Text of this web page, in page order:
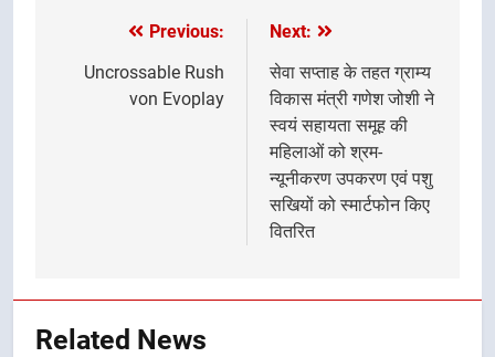
navigation
Previous:
Uncrossable Rush
von Evoplay
Next:
सेवा सप्ताह के तहत ग्राम्य
विकास मंत्री गणेश जोशी ने
स्वयं सहायता समूह की
महिलाओं को श्रम-
न्यूनीकरण उपकरण एवं पशु
सखियों को स्मार्टफोन किए
वितरित
Related News